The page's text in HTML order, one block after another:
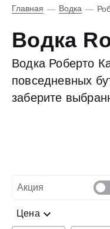
Главная — Водка —
Водка
Водка Роберто
повседневных
заберите
Акция
Цена